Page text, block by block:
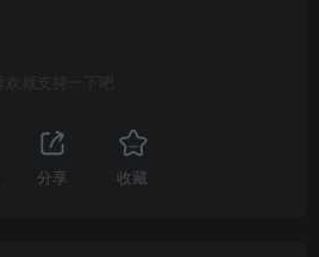
喜欢就支持一下吧
分享 收藏